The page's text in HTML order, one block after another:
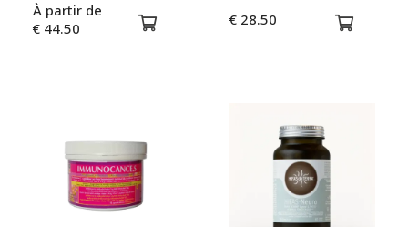
À partir de
€ 44.50
€ 28.50